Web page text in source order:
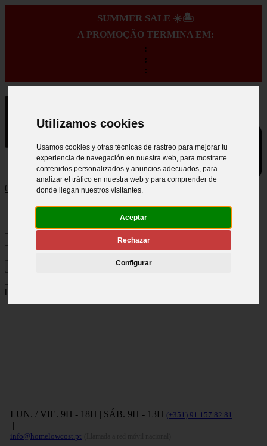
Utilizamos cookies
Usamos cookies y otras técnicas de rastreo para mejorar tu
experiencia de navegación en nuestra web, para mostrarte
contenidos personalizados y anuncios adecuados, para
analizar el tráfico en nuestra web y para comprender de
donde llegan nuestros visitantes.
Aceptar
Rechazar
Configurar
SUMMER SALE ☀️🏝️
A PROMOÇÃO TERMINA EM:
:
:
:
0
para cerrar.
LUN. / VIE. 9H - 18H | SÁB. 9H - 13H (+351) 91 157 82 81
|
info@homelowcost.pt